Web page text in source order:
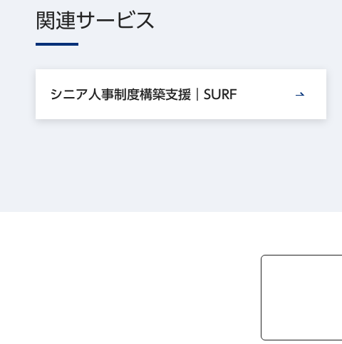
関連サービス
シニア人事制度構築支援｜SURF